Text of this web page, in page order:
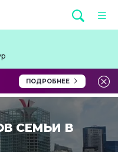
ПОДРОБНЕЕ
СЕМЬИ В